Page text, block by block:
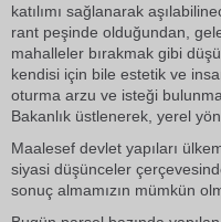
katılımı sağlanarak
rant peşinde olduğundan,
mahalleler bırakmak gibi
kendisi için bile estetik ve
oturma arzu ve isteği
Bakanlık üstlenerek, yerel
Maalesef devlet yapıları
siyasi düşünceler
sonuç almamızın mümkün